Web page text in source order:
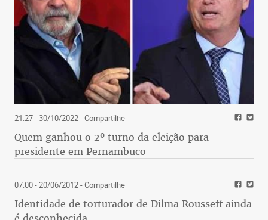
21:27 - 30/10/2022- Compartilhe
Quem ganhou o 2º turno da eleição para
presidente em Pernambuco
07:00 - 20/06/2012- Compartilhe
Identidade de torturador de Dilma Rousseff ainda